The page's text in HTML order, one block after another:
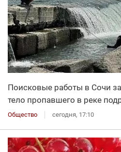
Поисковые работы в Сочи
тело пропавшего в реке
Общество сегодня, 17:10